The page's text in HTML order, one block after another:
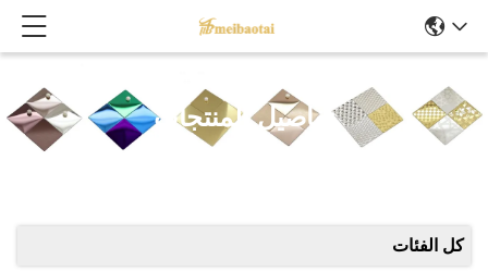
تفاصيل المنتجات
كل الفئات